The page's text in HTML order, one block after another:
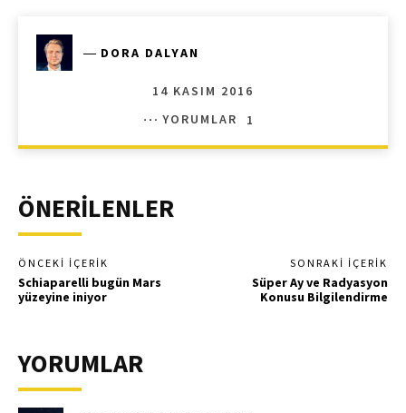
― DORA DALYAN
14 KASIM 2016
YORUMLAR
1
ÖNERİLENLER
ÖNCEKI İÇERIK
Schiaparelli bugün Mars
yüzeyine iniyor
SONRAKI İÇERIK
Süper Ay ve Radyasyon
Konusu Bilgilendirme
YORUMLAR